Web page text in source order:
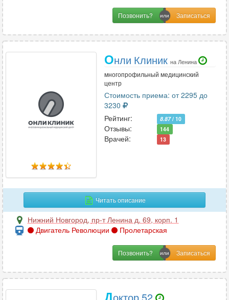
Позвонить?
Онли Клиник на Ленина
многопрофильный медицинский
центр
Стоимость приема: от 2295 до
3230
Рейтинг:
8.87/ 10
Отзывы: 144
Врачей: 13
Читать описание
Нижний Новгород, пр-т Ленина д. 69, корп. 1
Двигатель Революции
Пролетарская
Позвонить?